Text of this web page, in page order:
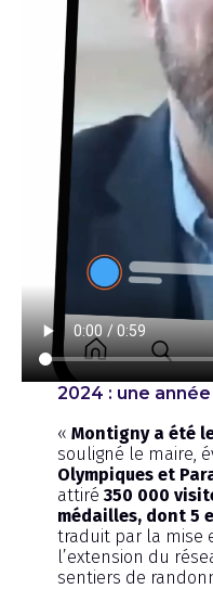
2024 : une
« Montigny a été
souligné le maire,
Olympiques et
attiré 350 000
médailles, dont 5
traduit par la mise
l’extension du
sentiers de